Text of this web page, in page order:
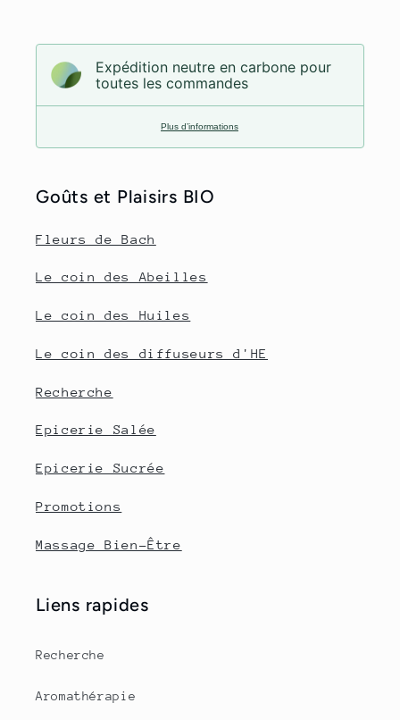
Expédition neutre en carbone pour
toutes les commandes
Plus d’informations
Goûts et Plaisirs BIO
Fleurs de Bach
Le coin des Abeilles
Le coin des Huiles
Le coin des diffuseurs d'HE
Recherche
Epicerie Salée
Epicerie Sucrée
Promotions
Massage Bien-Être
Liens rapides
Recherche
Aromathérapie